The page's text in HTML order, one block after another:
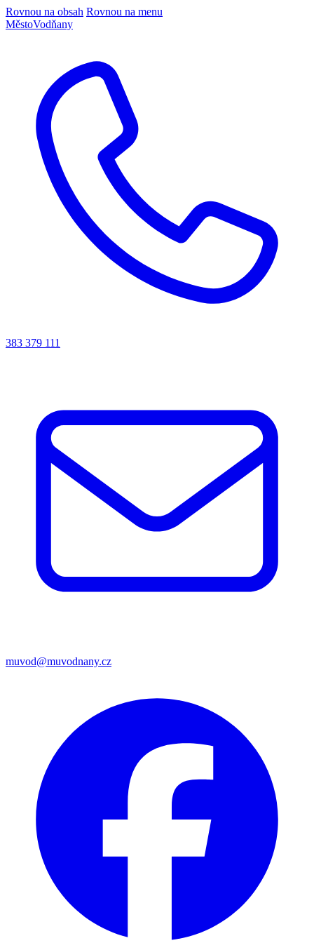
Rovnou na obsah Rovnou na menu
MěstoVodňany
383 379 111
muvod@muvodnany.cz